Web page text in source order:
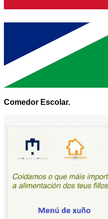
Comedor Escolar.